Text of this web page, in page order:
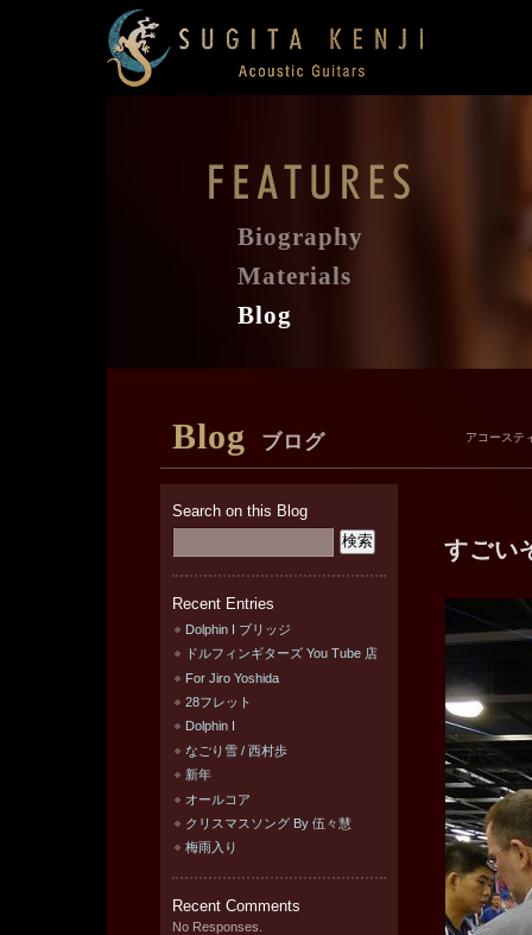
Biography
Materials
Blog
アコーステ
Blog ブログ
すごい
Search on this Blog
Recent Entries
Dolphin I ブリッジ
ドルフィンギターズ You Tube 店
For Jiro Yoshida
28フレット
Dolphin I
なごり雪 / 西村歩
新年
オールコア
クリスマスソング By 伍々慧
梅雨入り
Recent Comments
No Responses.